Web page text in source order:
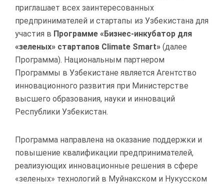
приглашает всех заинтересованных
предпринимателей и стартапы из Узбекистана для
участия в Программе «Бизнес-инкубатор для
«зеленых» стартапов Climate Smart» (далее
Программа). Национальным партнером
Программы в Узбекистане является Агентство
инновационного развития при Министерстве
высшего образования, науки и инноваций
Республики Узбекистан.
Программа направлена на оказание поддержки и
повышение квалификации предпринимателей,
реализующих инновационные решения в сфере
«зеленых» технологий в Муйнакском и Нукусском